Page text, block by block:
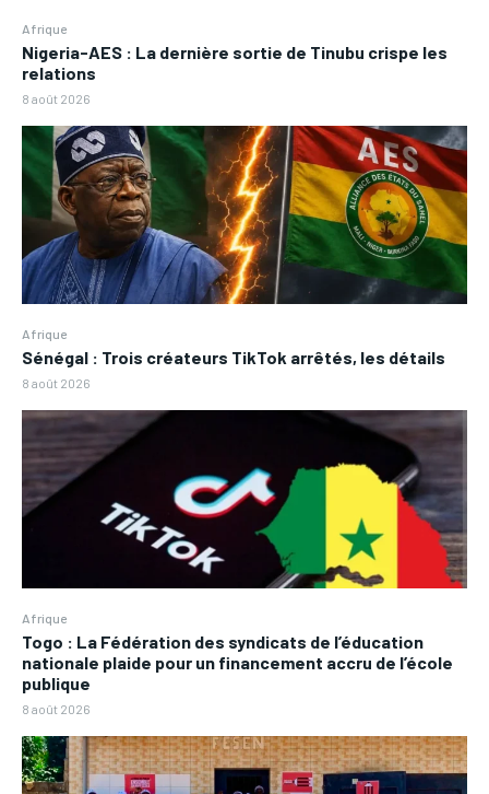
Afrique
Nigeria-AES : La dernière sortie de Tinubu crispe les
relations
8 août 2026
Afrique
Sénégal : Trois créateurs TikTok arrêtés, les détails
8 août 2026
Afrique
Togo : La Fédération des syndicats de l’éducation
nationale plaide pour un financement accru de l’école
publique
8 août 2026